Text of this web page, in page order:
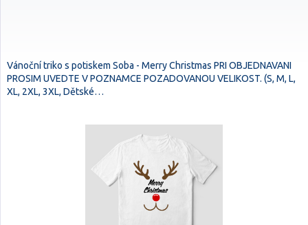
Vánoční triko s potiskem Soba - Merry Christmas PRI OBJEDNAVANI
PROSIM UVEDTE V POZNAMCE POZADOVANOU VELIKOST. (S, M, L,
XL, 2XL, 3XL, Dětské…